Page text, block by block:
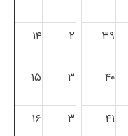
۳۹ ۲ ۱۴
۴۰ ۳ ۱۵
۴۱ ۳ ۱۶